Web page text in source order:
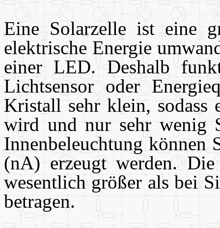
Eine Solarzelle ist eine
elektrische Energie
einer LED. Deshalb
Lichtsensor oder
Kristall sehr klein,
wird und nur sehr wenig
Innenbeleuchtung können
(nA) erzeugt werden.
wesentlich größer als bei
betragen.